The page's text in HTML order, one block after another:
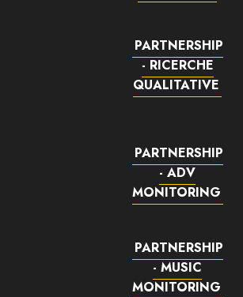
PARTNERSHIP
- RICERCHE
QUALITATIVE
PARTNERSHIP
- ADV
MONITORING
PARTNERSHIP
- MUSIC
MONITORING